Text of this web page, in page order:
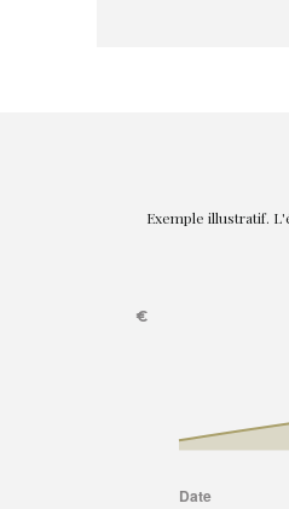
Exemple illustratif.